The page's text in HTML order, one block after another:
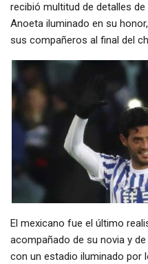
recibió multitud de detalles
Anoeta iluminado en su
sus compañeros al final del
El mexicano fue el último
acompañado de su novia y
con un estadio iluminado por